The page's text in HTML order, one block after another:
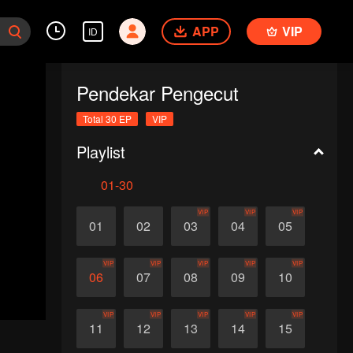
ID APP VIP
Pendekar Pengecut
Total 30 EP VIP
Playlist
01-30
01 02 03
VIP
04
VIP
05
VIP
06
VIP
07
VIP
08
VIP
09
VIP
10
VIP
11
VIP
12
VIP
13
VIP
14
VIP
15
VIP